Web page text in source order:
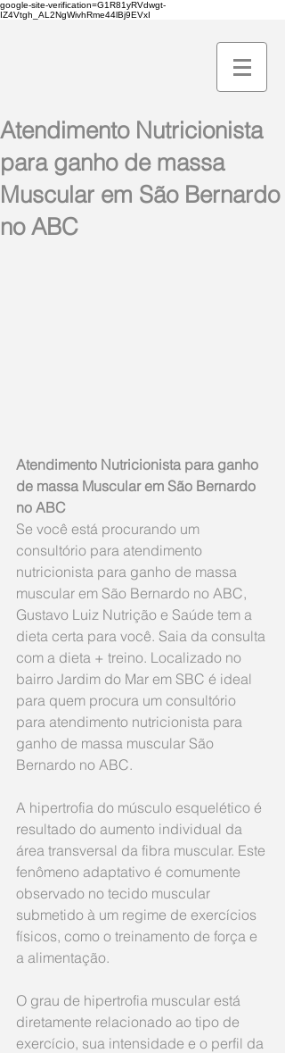
google-site-verification=G1R81yRVdwgt-
IZ4Vtgh_AL2NgWivhRme44lBj9EVxI
Atendimento Nutricionista
para ganho de massa
Muscular em São Bernardo
no ABC
Atendimento Nutricionista para ganho
de massa Muscular em São Bernardo
no ABC
Se você está procurando um
consultório para atendimento
nutricionista para ganho de massa
muscular em São Bernardo no ABC,
Gustavo Luiz Nutrição e Saúde tem a
dieta certa para você. Saia da consulta
com a dieta + treino. Localizado no
bairro Jardim do Mar em SBC é ideal
para quem procura um consultório
para atendimento nutricionista para
ganho de massa muscular São
Bernardo no ABC.
A hipertrofia do músculo esquelético é
resultado do aumento individual da
área transversal da fibra muscular. Este
fenômeno adaptativo é comumente
observado no tecido muscular
submetido à um regime de exercícios
físicos, como o treinamento de força e
a alimentação.
O grau de hipertrofia muscular está
diretamente relacionado ao tipo de
exercício, sua intensidade e o perfil da